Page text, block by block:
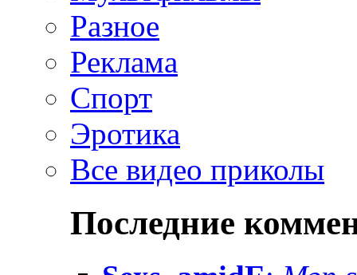
Разное
Реклама
Спорт
Эротика
Все видео приколы
Последние